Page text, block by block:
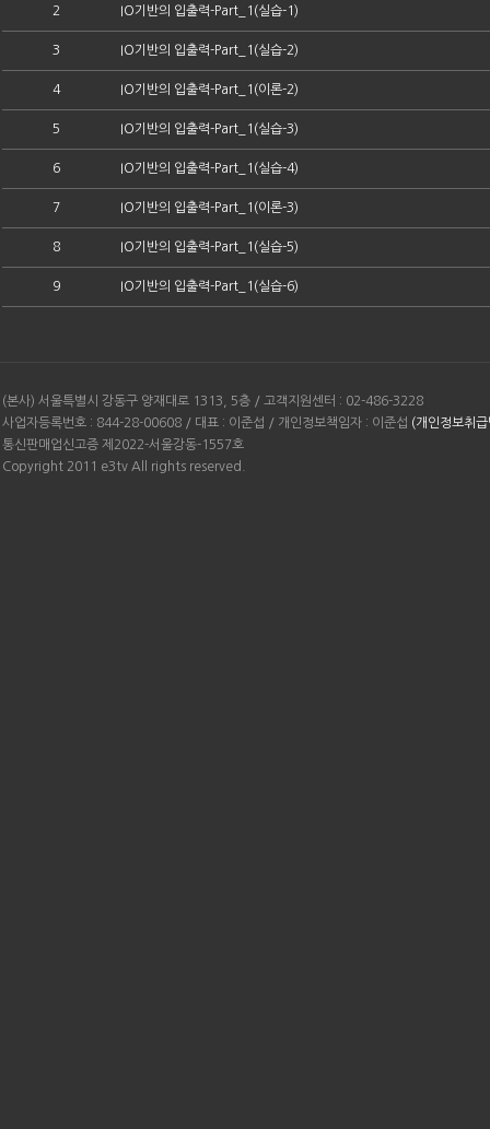
2 IO기반의 입출력-Part_1(실습-1)
3 IO기반의 입출력-Part_1(실습-2)
4 IO기반의 입출력-Part_1(이론-2)
5 IO기반의 입출력-Part_1(실습-3)
6 IO기반의 입출력-Part_1(실습-4)
7 IO기반의 입출력-Part_1(이론-3)
8 IO기반의 입출력-Part_1(실습-5)
9 IO기반의 입출력-Part_1(실습-6)
(본사) 서울특별시 강동구 양재대로 1313, 5층 / 고객지원센터 : 02-486-3228
사업자등록번호 : 844-28-00608 / 대표 : 이준섭 / 개인정보책임자 : 이준섭 (개인정보취
통신판매업신고증 제2022-서울강동-1557호
Copyright 2011 e3tv All rights reserved.